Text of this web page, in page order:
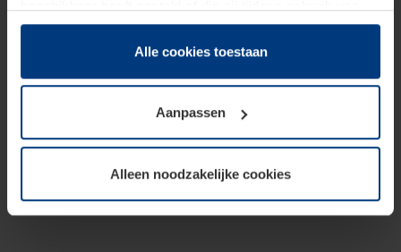
hun diensten hebben verzameld.
Juridisch hebben wij het recht om cookies op uw
van deze pagina's absoluut vereist is. Voor alle andere
soorten cookies is uw toestemming benodigd. Uw
toestemming kunt u op elk moment bij de uitleg van de
wijzigen of herroepen.
Alle cookies toestaan
Aanpassen
Alleen noodzakelijke cookies